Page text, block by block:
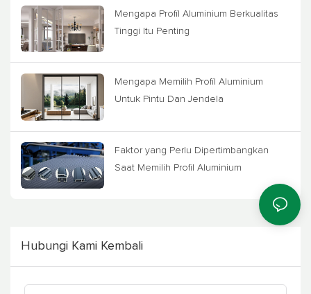
Mengapa Profil Aluminium Berkualitas
Tinggi Itu Penting
Mengapa Memilih Profil Aluminium
Untuk Pintu Dan Jendela
Faktor yang Perlu Dipertimbangkan
Saat Memilih Profil Aluminium
Hubungi Kami Kembali